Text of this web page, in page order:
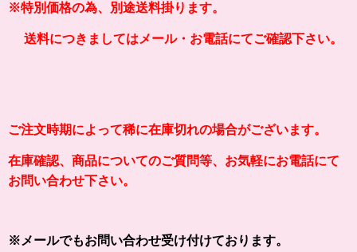
※特別価格の為、別途送料掛ります。
送料につきましてはメール・お電話にてご確認下さい。
ご注文時期によって稀に在庫切れの場合がございます。
在庫確認、商品についてのご質問等、お気軽にお電話にて
お問い合わせ下さい。
※メールでもお問い合わせ受け付けております。